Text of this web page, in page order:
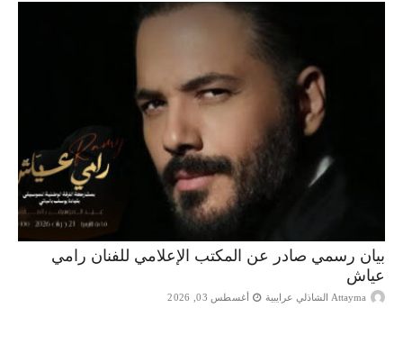
بيان رسمي صادر عن المكتب الإعلامي للفنان رامي
عياش
Attayma الشاذلي عرايبية أغسطس 03, 2026